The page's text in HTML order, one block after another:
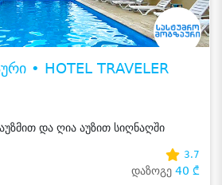
• HOTEL TRAVELER
და ღია აუზით სიღნაღში
3.7
დაზოგე 40 ₾